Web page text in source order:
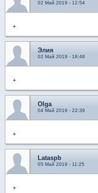
02 Май 2019 - 12:54
+
Элия
02 Май 2019 - 18:48
+
Olga
04 Май 2019 - 22:39
+
Lataspb
05 Май 2019 - 11:25
+